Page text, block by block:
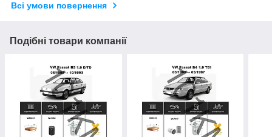
Всі умови повернення
Подібні товари компанії